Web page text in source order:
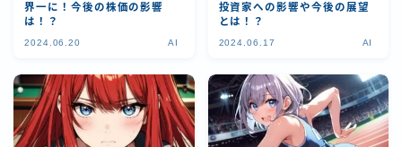
界一に！今後の株価の影響
は！？
2024.06.20 AI
投資家への影響や今後の展望
とは！？
2024.06.17 AI